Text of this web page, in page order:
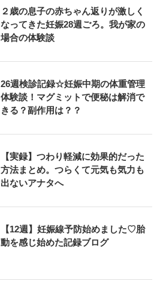
２歳の息子の赤ちゃん返りが激しく
なってきた妊娠28週ごろ。我が家の
場合の体験談
26週検診記録☆妊娠中期の体重管理
体験談！マグミットで便秘は解消で
きる？副作用は？？
【実録】つわり軽減に効果的だった
方法まとめ。つらくて元気も気力も
出ないアナタへ
【12週】妊娠線予防始めました♡胎
動を感じ始めた記録ブログ